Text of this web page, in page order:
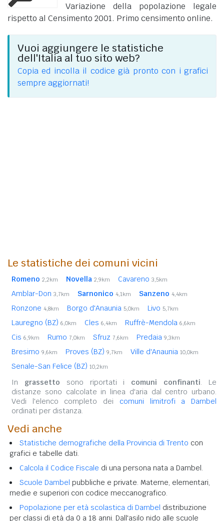
Variazione della popolazione legale
rispetto al Censimento 2001. Primo censimento online.
Vuoi aggiungere le statistiche
dell'Italia al tuo sito web?
Copia ed incolla il codice già pronto con i grafici
sempre aggiornati!
Le statistiche dei comuni vicini
Romeno 2,2km Novella 2,9km Cavareno 3,5km
Amblar-Don 3,7km Sarnonico 4,1km Sanzeno 4,4km
Ronzone 4,8km Borgo d'Anaunia 5,0km Livo 5,7km
Lauregno (BZ) 6,0km Cles 6,4km Ruffrè-Mendola 6,6km
Cis 6,9km Rumo 7,0km Sfruz 7,6km Predaia 9,3km
Bresimo 9,6km Proves (BZ) 9,7km Ville d'Anaunia 10,0km
Senale-San Felice (BZ) 10,2km
In grassetto sono riportati i comuni confinanti. Le
distanze sono calcolate in linea d'aria dal centro urbano.
Vedi l'elenco completo dei comuni limitrofi a Dambel
ordinati per distanza.
Vedi anche
Statistiche demografiche della Provincia di Trento con
grafici e tabelle dati.
Calcola il Codice Fiscale di una persona nata a Dambel.
Scuole Dambel pubbliche e private. Materne, elementari,
medie e superiori con codice meccanografico.
Popolazione per età scolastica di Dambel distribuzione
per classi di età da 0 a 18 anni. Dall'asilo nido alle scuole